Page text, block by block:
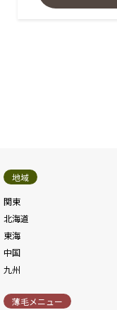
地域
関東
北海道
東海
中国
九州
薄毛メニュー